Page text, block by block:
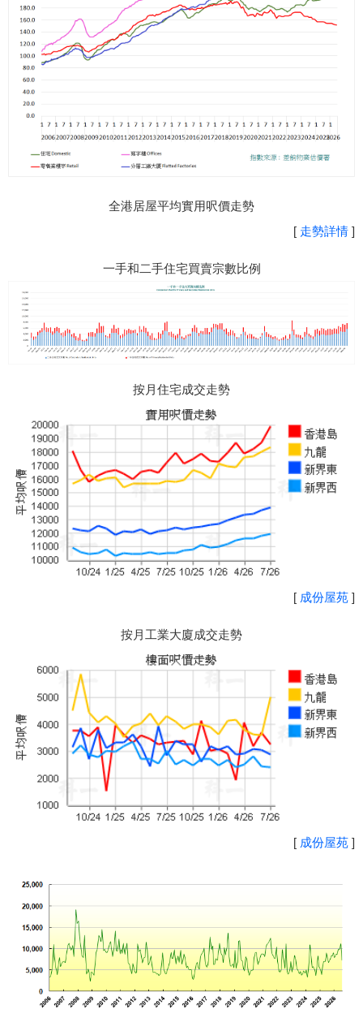
全港居屋平均實用呎價走勢
[ 走勢詳情 ]
一手和二手住宅買賣宗數比例
按月住宅成交走勢
[ 成份屋苑 ]
按月工業大廈成交走勢
[ 成份屋苑 ]